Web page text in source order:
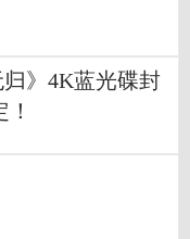
归》4K蓝光碟封